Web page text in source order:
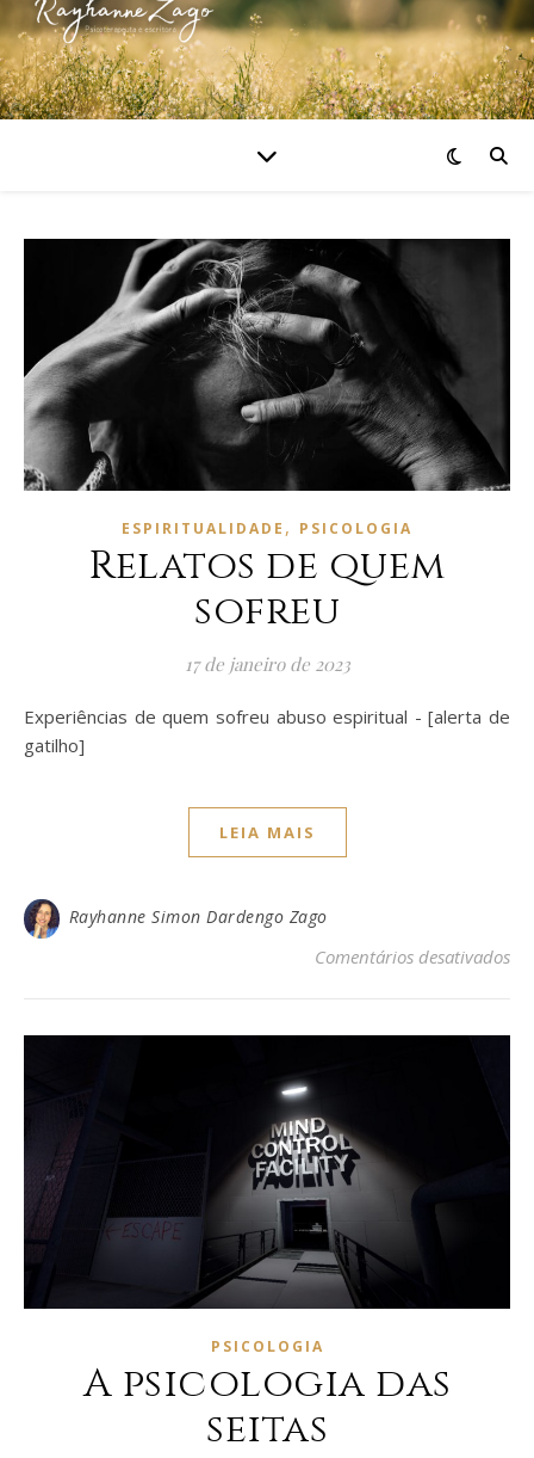
ESPIRITUALIDADE , PSICOLOGIA
Relatos de quem
sofreu
17 de janeiro de 2023
Experiências de quem sofreu abuso espiritual - [alerta de
gatilho]
LEIA MAIS
Rayhanne Simon Dardengo Zago
Comentários desativados
PSICOLOGIA
A psicologia das
seitas